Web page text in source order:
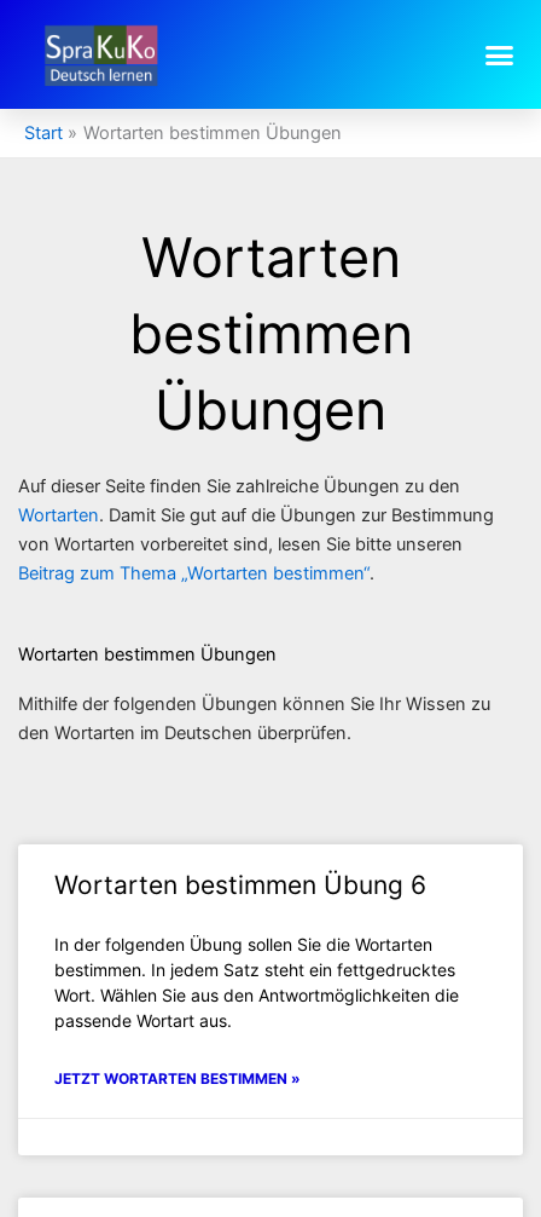
springen
Start Wortarten bestimmen Übungen
Wortarten
bestimmen
Übungen
Auf dieser Seite finden Sie zahlreiche Übungen zu den
Wortarten. Damit Sie gut auf die Übungen zur Bestimmung
von Wortarten vorbereitet sind, lesen Sie bitte unseren
Beitrag zum Thema „Wortarten bestimmen“.
Wortarten bestimmen Übungen
Mithilfe der folgenden Übungen können Sie Ihr Wissen zu
den Wortarten im Deutschen überprüfen.
Wortarten bestimmen Übung 6
In der folgenden Übung sollen Sie die Wortarten
bestimmen. In jedem Satz steht ein fettgedrucktes
Wort. Wählen Sie aus den Antwortmöglichkeiten die
passende Wortart aus.
JETZT WORTARTEN BESTIMMEN »